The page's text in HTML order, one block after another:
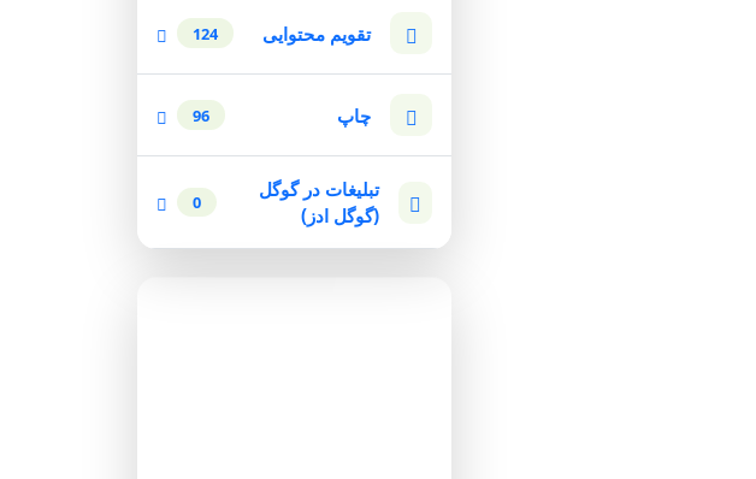
تقویم محتوایی 124
چاپ 96
تبلیغات در گوگل
(گوگل ادز)
0